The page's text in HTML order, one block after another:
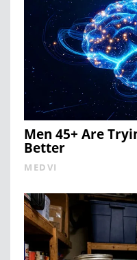
Men 45+ Are
Better
MEDVI